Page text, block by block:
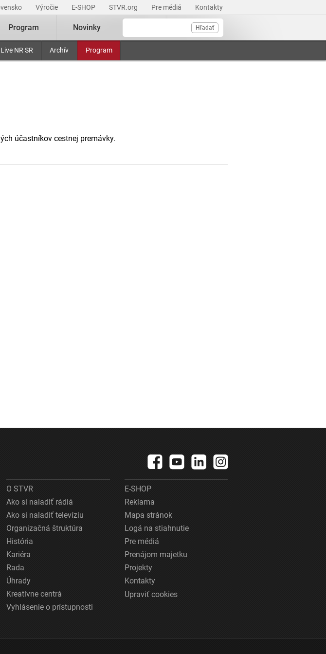
Výročie E-SHOP STVR.org Pre médiá Kontakty
Hľadať
Live NR SR Archív Program
Program Novinky
účastníkov cestnej premávky.
O STVR
Ako si naladiť rádiá
Ako si naladiť televíziu
Organizačná štruktúra
História
Kariéra
Rada
Úhrady
Kreatívne centrá
Vyhlásenie o prístupnosti
E-SHOP
Reklama
Mapa stránok
Logá na stiahnutie
Pre médiá
Prenájom majetku
Projekty
Kontakty
Upraviť cookies